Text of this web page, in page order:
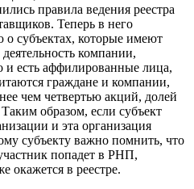
правила ведения реестра
Теперь в него
субъектах, которые имеют
компании,
есть аффилированные лица,
граждане и компании,
чем четвертью акций, долей
образом, если субъект
и эта организация
субъекту важно помнить, что
попадет в РНП,
окажется в реестре.